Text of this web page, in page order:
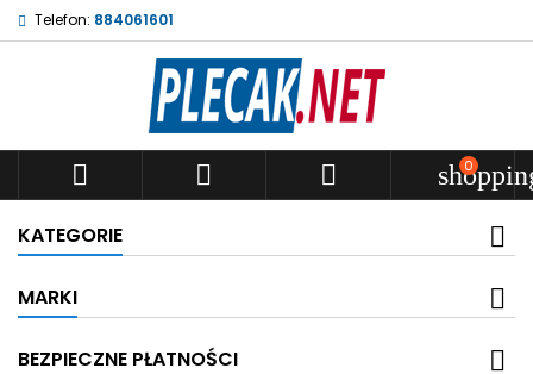
Telefon: 884061601
   0
KATEGORIE
MARKI
BEZPIECZNE PŁATNOŚCI